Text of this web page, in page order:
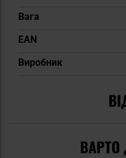
Вага
EAN
Виробник